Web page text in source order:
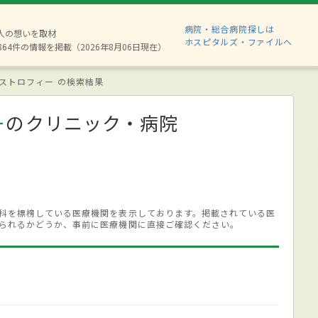
の想いを取材
件の情報を掲載（2026年8月06日現在）
病院・総合病院探しは
ホスピタルズ・ファイルへ
トロフィー の検索結果
のクリニック・病院
標榜している医療機関を表示しております。掲載されている医
るかどうか、事前に医療機関に直接ご確認ください。